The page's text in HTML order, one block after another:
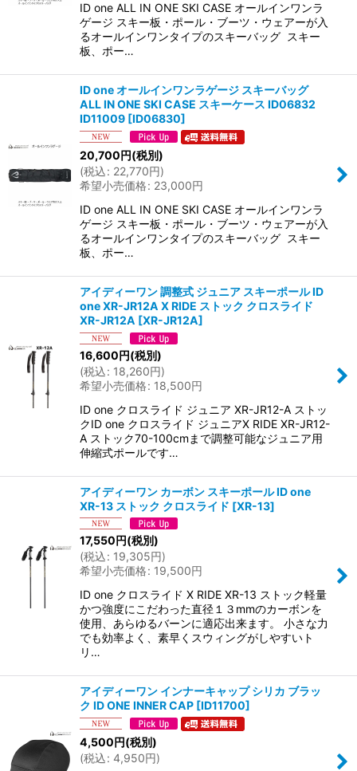
ID one ALL IN ONE SKI CASE オールインワンラ
ゲージ スキー板・ポール・ブーツ・ウェアーが入
るオールインワンタイプのスキーバッグ スキー
板、ポー…
ID one オールインワンラゲージ スキーバッグ
ALL IN ONE SKI CASE スキーケース ID06832
ID11009 [ID06830]
20,700円(税別)
(税込: 22,770円)
希望小売価格: 23,000円
ID one ALL IN ONE SKI CASE オールインワンラ
ゲージ スキー板・ポール・ブーツ・ウェアーが入
るオールインワンタイプのスキーバッグ スキー
板、ポー…
アイディーワン 調整式 ジュニア スキーポール ID
one XR-JR12A X RIDE ストック クロスライド
XR-JR12A [XR-JR12A]
16,600円(税別)
(税込: 18,260円)
希望小売価格: 18,500円
ID one クロスライド ジュニア XR-JR12-A ストッ
クID one クロスライド ジュニアX RIDE XR-JR12-
A ストック70-100cmまで調整可能なジュニア用
伸縮式ポールです…
アイディーワン カーボン スキーポール ID one
XR-13 ストック クロスライド [XR-13]
17,550円(税別)
(税込: 19,305円)
希望小売価格: 19,500円
ID one クロスライド X RIDE XR-13 ストック軽量
かつ強度にこだわった直径１３mmのカーボンを
使用、あらゆるバーンに適応出来ます。 小さな力
でも効率よく、素早くスウィングがしやすいト
リ…
アイディーワン インナーキャップ シリカ ブラッ
ク ID ONE INNER CAP [ID11700]
4,500円(税別)
(税込: 4,950円)